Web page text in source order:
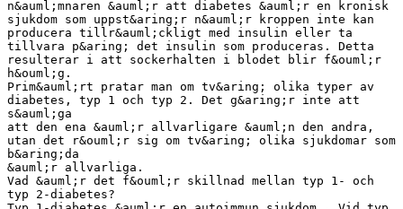
n&auml;mnaren &auml;r att diabetes &auml;r en kronisk
sjukdom som uppst&aring;r n&auml;r kroppen inte kan
producera tillr&auml;ckligt med insulin eller ta
tillvara p&aring; det insulin som produceras. Detta
resulterar i att sockerhalten i blodet blir f&ouml;r
h&ouml;g.
Prim&auml;rt pratar man om tv&aring; olika typer av
diabetes, typ 1 och typ 2. Det g&aring;r inte att
s&auml;ga
att den ena &auml;r allvarligare &auml;n den andra,
utan det r&ouml;r sig om tv&aring; olika sjukdomar som
b&aring;da
&auml;r allvarliga.
Vad &auml;r det f&ouml;r skillnad mellan typ 1- och
typ 2-diabetes?